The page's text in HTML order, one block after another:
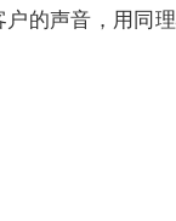
的声音，用同